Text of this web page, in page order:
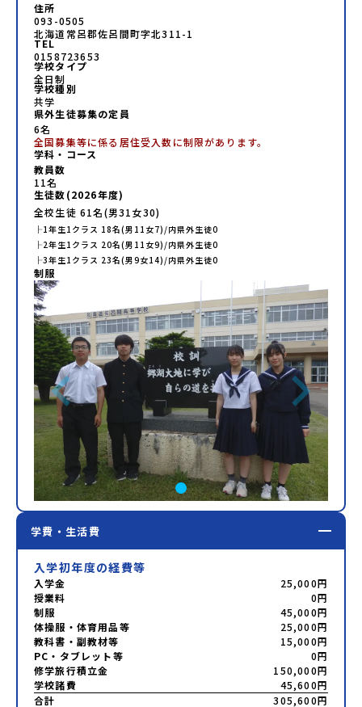
住所
093-0505
北海道常呂郡佐呂間町字北311-1
TEL
0158723653
学校タイプ
全日制
学校種別
共学
県外生徒募集の定員
6名
全国募集等に係る居住受入数に制限があります。
学科・コース
教員数
11名
生徒数(2026年度)
全校生徒 61名(男31女30)
├1年生1 クラス 18名(男 11 女7)/内県外生徒0
├2年生1 クラス 20名(男 11 女9)/内県外生徒0
├3年生1 クラス 23名(男9女14)/内県外生徒0
制服
学費・生活費
入学初年度の経費等
入学金
25,000円
授業料
0円
制服
45,000円
体操服・体育用品等
25,000円
教科書・副教材等
15,000円
PC・タブレット等
0円
修学旅行積立金
150,000円
学校諸費
45,600円
合計
305,600円